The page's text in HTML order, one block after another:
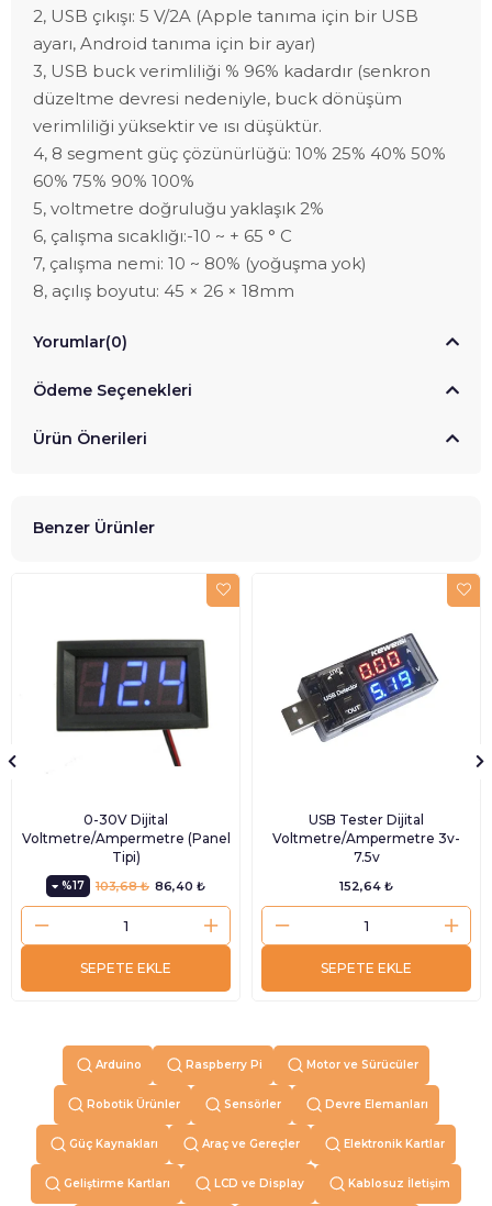
2, USB çıkışı: 5 V/2A (Apple tanıma için bir USB
ayarı, Android tanıma için bir ayar)
3, USB buck verimliliği % 96% kadardır (senkron
düzeltme devresi nedeniyle, buck dönüşüm
verimliliği yüksektir ve ısı düşüktür.
4, 8 segment güç çözünürlüğü: 10% 25% 40% 50%
60% 75% 90% 100%
5, voltmetre doğruluğu yaklaşık 2%
6, çalışma sıcaklığı:-10 ~ + 65 ° C
7, çalışma nemi: 10 ~ 80% (yoğuşma yok)
8, açılış boyutu: 45 × 26 × 18mm
Yorumlar(0)
Ödeme Seçenekleri
Ürün Önerileri
Benzer Ürünler
0-30V Dijital
Voltmetre/Ampermetre (Panel
Tipi)
%17 86,40 ₺
103,68 ₺
SEPETE EKLE
USB Tester Dijital
Voltmetre/Ampermetre 3v-
7.5v
152,64 ₺
SEPETE EKLE
Arduino Raspberry Pi Motor ve Sürücüler
Robotik Ürünler Sensörler Devre Elemanları
Güç Kaynakları Araç ve Gereçler Elektronik Kartlar
Geliştirme Kartları LCD ve Display Kablosuz İletişim